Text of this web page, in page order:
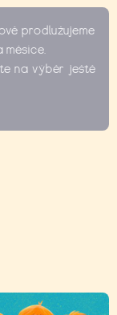
prodlužujeme
na výběr ještě